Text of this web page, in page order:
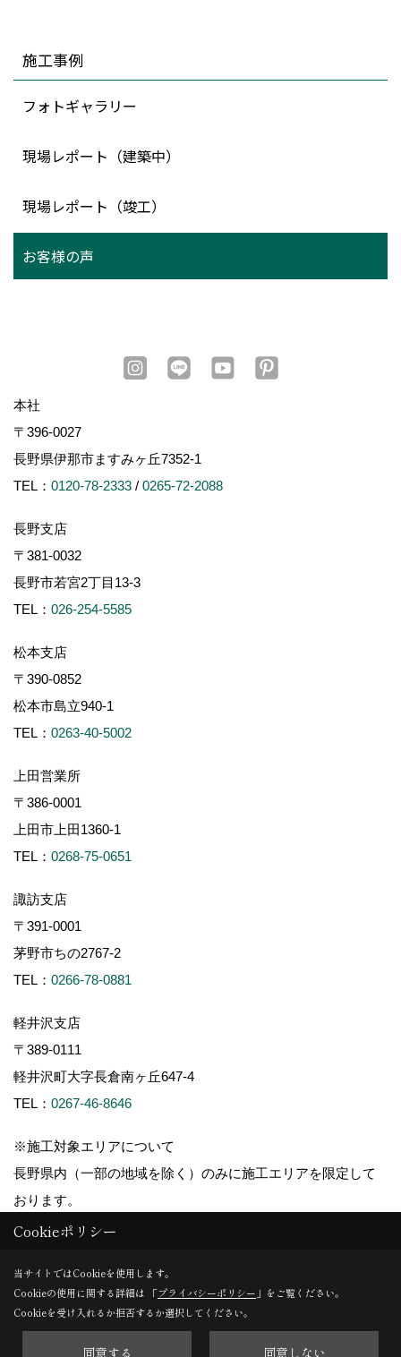
施工事例
フォトギャラリー
現場レポート（建築中）
現場レポート（竣工）
お客様の声
本社
〒396-0027
長野県伊那市ますみヶ丘7352-1
TEL： 0120-78-2333 / 0265-72-2088
長野支店
〒381-0032
長野市若宮2丁目13-3
TEL： 026-254-5585
松本支店
〒390-0852
松本市島立940-1
TEL： 0263-40-5002
上田営業所
〒386-0001
上田市上田1360-1
TEL： 0268-75-0651
諏訪支店
〒391-0001
茅野市ちの2767-2
TEL： 0266-78-0881
軽井沢支店
〒389-0111
軽井沢町大字長倉南ヶ丘647-4
TEL： 0267-46-8646
※施工対象エリアについて
長野県内（一部の地域を除く）のみに施工エリアを限定して
おります。
Copyright (c) ForestCorporation. All Rights Reserved.
Cookieポリシー
当サイトではCookieを使用します。
Cookieの使用に関する詳細は 「プライバシーポリシー 」をご覧ください。
Cookieを受け入れるか拒否するか選択してください。
同意する 同意しない